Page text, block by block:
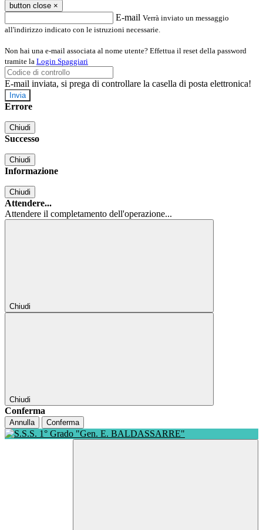
button close ×
E-mail Verrà inviato un messaggio
all'indirizzo indicato con le istruzioni necessarie.
Non hai una e-mail associata al nome utente? Effettua il reset della password
tramite la Login Spaggiari
E-mail inviata, si prega di controllare la casella di posta elettronica!
Errore
Chiudi
Successo
Chiudi
Informazione
Chiudi
Attendere...
Attendere il completamento dell'operazione...
Chiudi
Chiudi
Conferma
Annulla Conferma